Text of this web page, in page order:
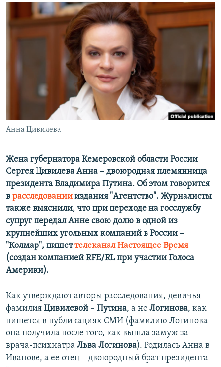
СОВЕТЫ ПРАВОЗАЩИТНИКОВ
ПРОПАВШИЕ БЕЗ ВЕСТИ
ПОБЕДИТЕЛЕЙ НЕ СУДЯТ?
КРЫМ.НЕПОКОРЕННЫЙ
УКРАИНСКАЯ ПРОБЛЕМА КРЫМА
Qırımtatar
ПРИСОЕДИНЯЙТЕСЬ!
Все сайты RFE/RL
Анна Цивилева
Жена губернатора Кемеровской области России
Сергея Цивилева Анна – двоюродная племянница
президента Владимира Путина. Об этом говорится
в расследовании издания "Агентство". Журналисты
также выяснили, что при переходе на госслужбу
супруг передал Анне свою долю в одной из
крупнейших угольных компаний в России –
"Колмар", пишеттелеканал Настоящее Время
(создан компанией RFE/RL при участии Голоса
Америки).
Как утверждают авторы расследования, девичья
фамилия Цивилевой – Путина, а не Логинова, как
пишется в публикациях СМИ (фамилию Логинова
она получила после того, как вышла замуж за
врача-психиатра Льва Логинова). Родилась Анна в
Иванове, а ее отец – двоюродный брат президента